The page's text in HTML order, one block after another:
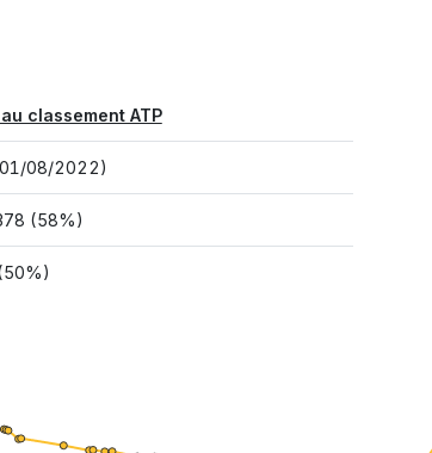
classement ATP
08/2022)
(58%)